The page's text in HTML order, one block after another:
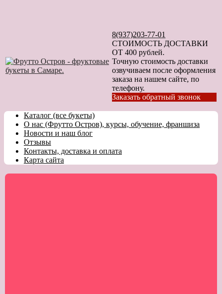
8(937)203-77-01
СТОИМОСТЬ ДОСТАВКИ
ОТ 400 рублей.
Точную стоимость доставки
озвучиваем после оформления
заказа на нашем сайте, по
телефону.
Заказать обратный звонок
Каталог (все букеты)
О нас (Фрутто Остров), курсы, обучение, франшиза
Новости и наш блог
Отзывы
Контакты, доставка и оплата
Карта сайта